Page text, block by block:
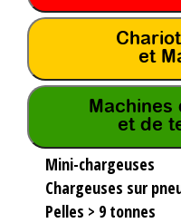
et
Machines
et de
Mini-chargeuses
Chargeuses sur
Pelles > 9 tonnes